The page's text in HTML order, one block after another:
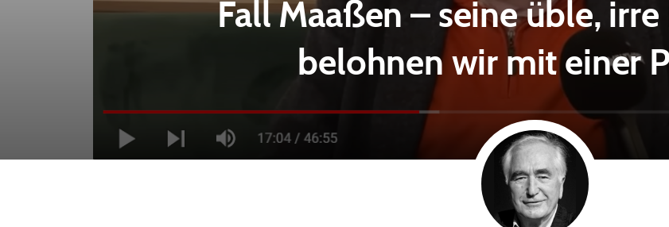
Fall Maaßen – seine üble,
belohnen wir mit einer